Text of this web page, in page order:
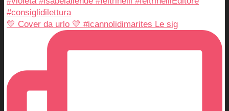
💛 Cover da urlo 💛 #icannolidimarites Le sig